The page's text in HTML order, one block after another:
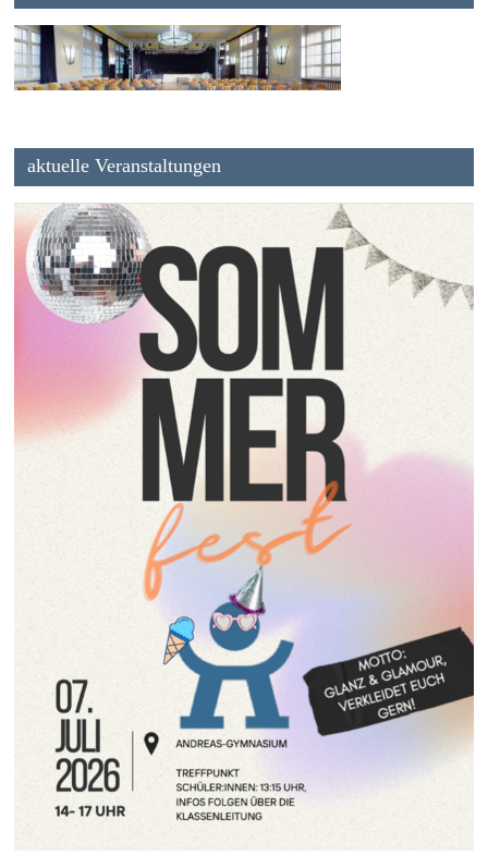
aktuelle Veranstaltungen